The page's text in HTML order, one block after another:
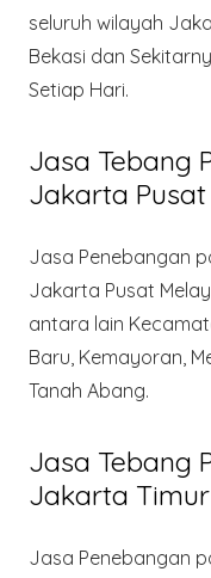
seluruh wilayah
Bekasi dan
Setiap Hari.
Jasa Tebang
Jakarta Pusat
Jasa Penebangan
Jakarta Pusat
antara lain
Baru, Kemayoran,
Tanah Abang.
Jasa Tebang
Jakarta Timur
Jasa Penebangan